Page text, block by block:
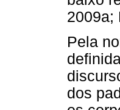
2009a;
Pela
dos